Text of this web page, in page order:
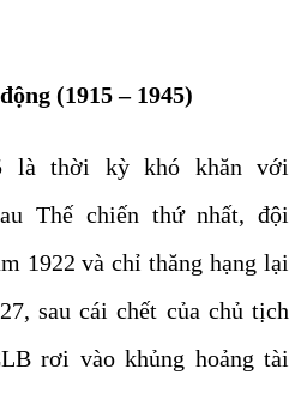
(1915 – 1945)
là thời kỳ khó khăn với
Thế chiến thứ nhất, đội
1922 và chỉ thăng hạng lại
sau cái chết của chủ tịch
rơi vào khủng hoảng tài